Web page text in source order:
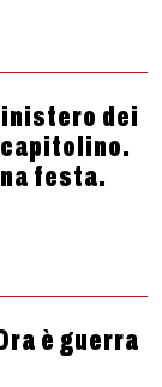
dei
festa.
è guerra